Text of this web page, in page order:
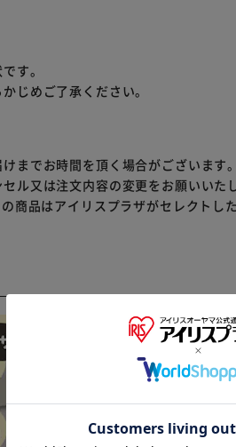
す。
じめご了承ください。
までお時間を頂く場合がございます。
ル又は注文内容の変更をお願いいた
商品はアイリスプラザがセレクトし
※ご確認ください